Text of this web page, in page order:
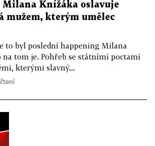
Milana Knížáka oslavuje
mužem, kterým umělec
to byl poslední happening Milana
na tom je. Pohřeb se státními poctami
kterými slavný...